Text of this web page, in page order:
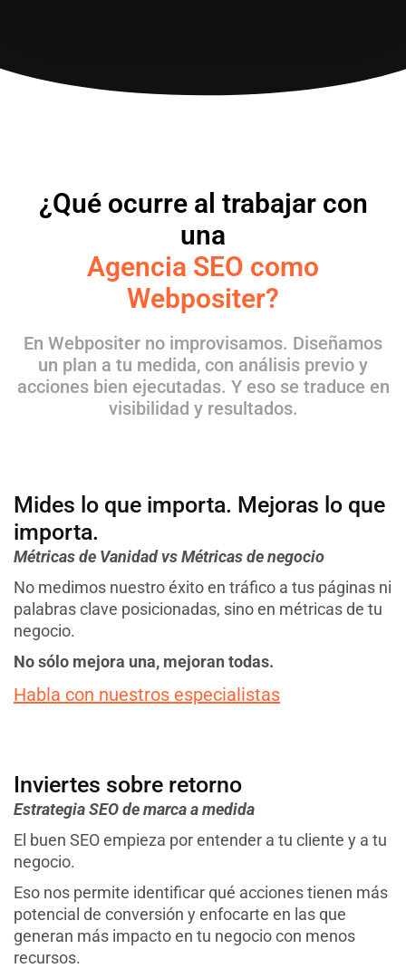
¿Qué ocurre al trabajar con
una
Agencia SEO como
Webpositer?
En Webpositer no improvisamos. Diseñamos
un plan a tu medida, con análisis previo y
acciones bien ejecutadas. Y eso se traduce en
visibilidad y resultados.
Mides lo que importa. Mejoras lo que
importa.
Métricas de Vanidad vs Métricas de negocio
No medimos nuestro éxito en tráfico a tus páginas ni
palabras clave posicionadas, sino en métricas de tu
negocio.
No sólo mejora una, mejoran todas.
Habla con nuestros especialistas
Inviertes sobre retorno
Estrategia SEO de marca a medida
El buen SEO empieza por entender a tu cliente y a tu
negocio.
Eso nos permite identificar qué acciones tienen más
potencial de conversión y enfocarte en las que
generan más impacto en tu negocio con menos
recursos.